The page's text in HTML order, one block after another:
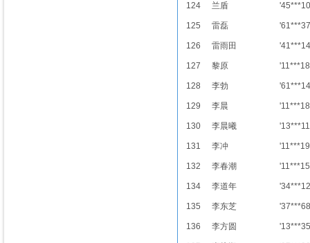
124 兰盾 '45***10
125 雷磊 '61***37
126 雷雨田 '41***14
127 黎原 '11***18
128 李勃 '61***14
129 李晨 '11***18
130 李晨曦 '13***11
131 李冲 '11***19
132 李春潮 '11***15
134 李道年 '34***12
135 李东芝 '37***68
136 李方圆 '13***35